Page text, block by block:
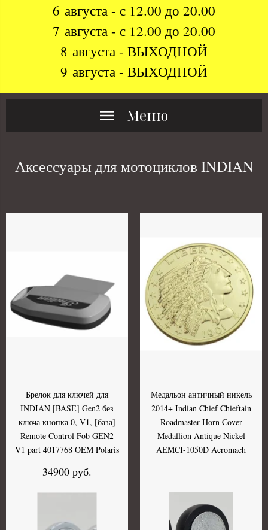
6 августа - с 12.00 до 20.00
7 августа - с 12.00 до 20.00
8 августа - ВЫХОДНОЙ
9 августа - ВЫХОДНОЙ
Меню
Аксессуары для мотоциклов INDIAN
Брелок для ключей для
INDIAN [BASE] Gen2 без
ключа кнопка 0, V1, [база]
Remote Control Fob GEN2
V1 part 4017768 OEM Polaris
34900 руб.
Медальон античный никель
2014+ Indian Chief Chieftain
Roadmaster Horn Cover
Medallion Antique Nickel
AEMCI-1050D Aeromach